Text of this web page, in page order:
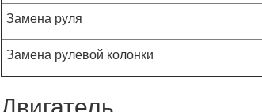
Замена руля
Замена рулевой колонки
Двигатель